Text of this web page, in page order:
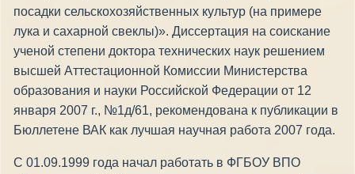
посадки сельскохозяйственных культур (на примере
лука и сахарной свеклы)». Диссертация на соискание
ученой степени доктора технических наук решением
высшей Аттестационной Комиссии Министерства
образования и науки Российской Федерации от 12
января 2007 г., №1д/61, рекомендована к публикации в
Бюллетене ВАК как лучшая научная работа 2007 года.
С 01.09.1999 года начал работать в ФГБОУ ВПО